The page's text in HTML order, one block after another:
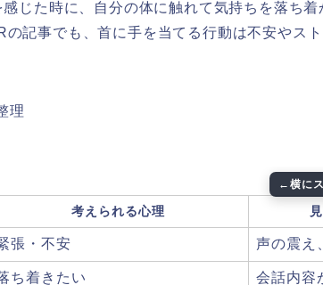
じた時に、自分の体に触れて気持ちを落ち着
記事でも、首に手を当てる行動は不安やス
理
考えられる心理
張・不安 声の震え
ち着きたい 会話内容